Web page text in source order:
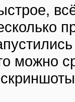
можно